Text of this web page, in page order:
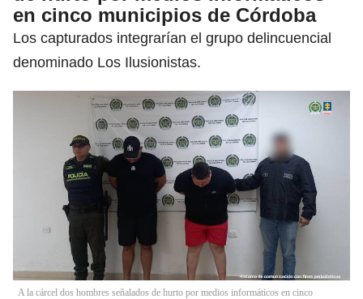
en cinco municipios de Córdoba
Los capturados integrarían el grupo delincuencial
denominado Los Ilusionistas.
A la cárcel dos hombres señalados de hurto por medios informáticos en cinco